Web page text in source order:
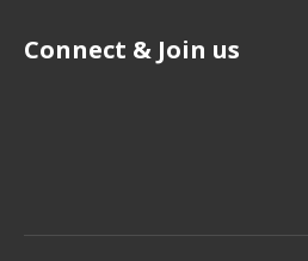
Connect & Join us